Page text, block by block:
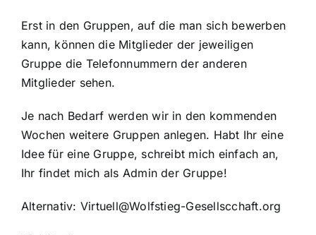
Erst in den Gruppen, auf die man sich bewerben
kann, können die Mitglieder der jeweiligen
Gruppe die Telefonnummern der anderen
Mitglieder sehen.
Je nach Bedarf werden wir in den kommenden
Wochen weitere Gruppen anlegen. Habt Ihr eine
Idee für eine Gruppe, schreibt mich einfach an,
Ihr findet mich als Admin der Gruppe!
Alternativ: Virtuell@Wolfstieg-Gesellscchaft.org